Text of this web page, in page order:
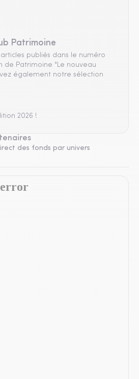
Patrimoine
publiés dans le numéro
de Patrimoine "Le nouveau
également notre sélection
2026 !
des fonds par univers